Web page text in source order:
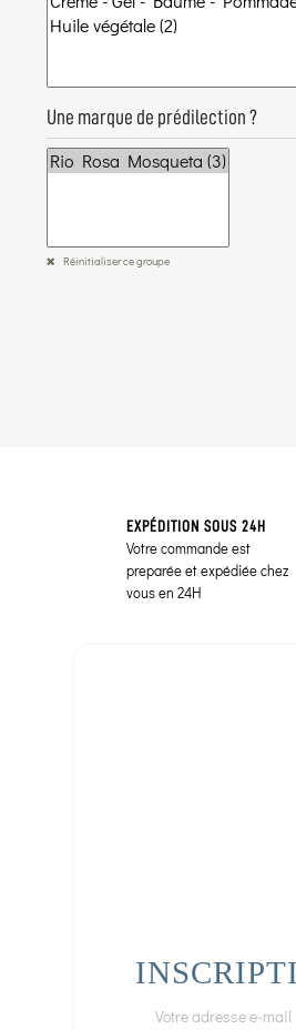
Une marque de prédilection ?
Réinitialiser ce groupe
EXPÉDITION SOUS 24H
Votre commande est
preparée et expédiée chez
vous en 24H